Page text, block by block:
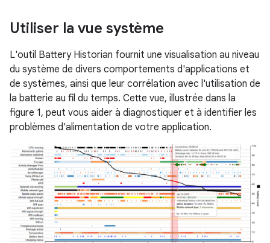
Utiliser la vue système
L'outil Battery Historian fournit une visualisation au niveau
du système de divers comportements d'applications et
de systèmes, ainsi que leur corrélation avec l'utilisation de
la batterie au fil du temps. Cette vue, illustrée dans la
figure 1, peut vous aider à diagnostiquer et à identifier les
problèmes d'alimentation de votre application.